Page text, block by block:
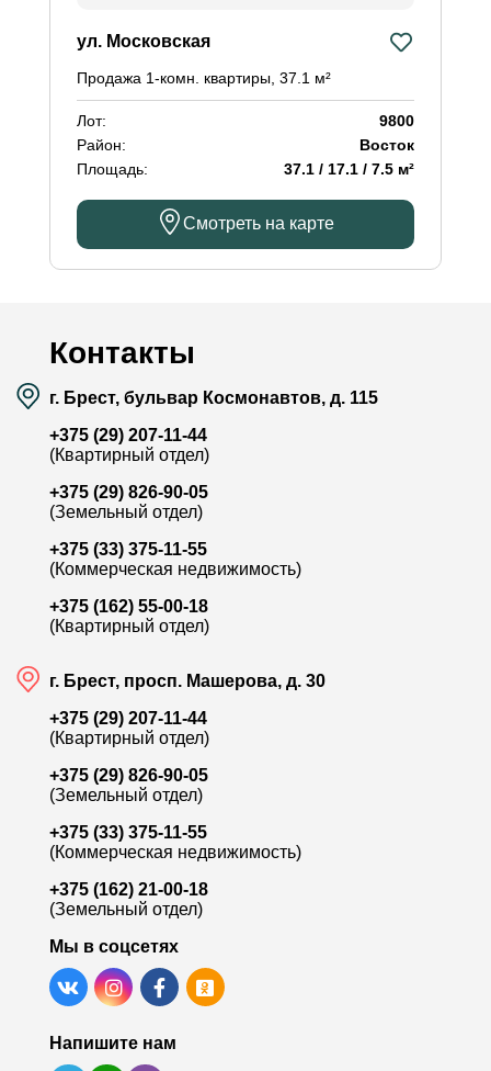
ул. Московская
Продажа 1-комн. квартиры, 37.1 м²
Лот:
9800
Район:
Восток
Площадь:
37.1 / 17.1 / 7.5 м²
Смотреть на карте
Контакты
г. Брест, бульвар Космонавтов, д. 115
+375 (29) 207-11-44
(Квартирный отдел)
+375 (29) 826-90-05
(Земельный отдел)
+375 (33) 375-11-55
(Коммерческая недвижимость)
+375 (162) 55-00-18
(Квартирный отдел)
г. Брест, просп. Машерова, д. 30
+375 (29) 207-11-44
(Квартирный отдел)
+375 (29) 826-90-05
(Земельный отдел)
+375 (33) 375-11-55
(Коммерческая недвижимость)
+375 (162) 21-00-18
(Земельный отдел)
Мы в соцсетях
Напишите нам